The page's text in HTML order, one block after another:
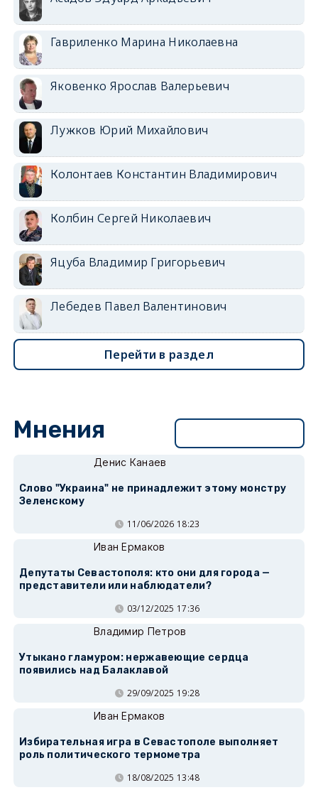
Гавриленко Марина Николаевна
Яковенко Ярослав Валерьевич
Лужков Юрий Михайлович
Колонтаев Константин Владимирович
Колбин Сергей Николаевич
Яцуба Владимир Григорьевич
Лебедев Павел Валентинович
Перейти в раздел
Мнения
Денис Канаев
Слово "Украина" не принадлежит этому монстру
Зеленскому
11/06/2026 18:23
Иван Ермаков
Депутаты Севастополя: кто они для города —
представители или наблюдатели?
03/12/2025 17:36
Владимир Петров
Утыкано гламуром: нержавеющие сердца
появились над Балаклавой
29/09/2025 19:28
Иван Ермаков
Избирательная игра в Севастополе выполняет
роль политического термометра
18/08/2025 13:48